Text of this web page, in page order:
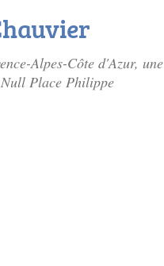
Alpes-Côte d'Azur, une
Place Philippe